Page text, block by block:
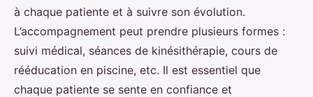
à chaque patiente et à suivre son évolution.
L’accompagnement peut prendre plusieurs formes :
suivi médical, séances de kinésithérapie, cours de
rééducation en piscine, etc. Il est essentiel que
chaque patiente se sente en confiance et